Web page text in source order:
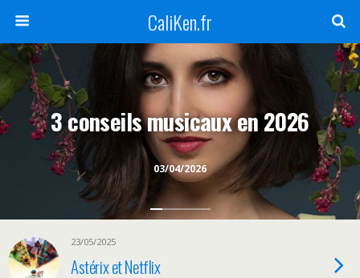
CaliKen.fr
03/04/2026
3 conseils musicaux en 2026
23/05/2025
Astérix et Netflix